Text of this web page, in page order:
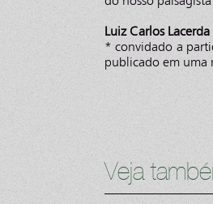
Luiz Carlos
* convidado a
publicado em uma
Veja